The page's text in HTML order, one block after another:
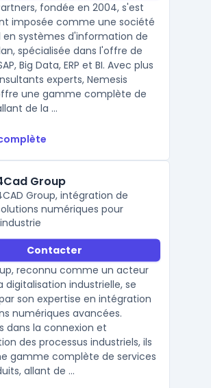
fondée en 2004, s'est
imposée comme une société
en systèmes d'information de
spécialisée dans l'offre de
Big Data, ERP et BI. Avec plus
experts, Nemesis
une gamme complète de
de la ...
Group
Group, intégration de
numériques pour
Contacter
reconnu comme un acteur
digitalisation industrielle, se
son expertise en intégration
numériques avancées.
dans la connexion et
des processus industriels, ils
gamme complète de services
allant de ...